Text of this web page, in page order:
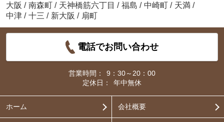
大阪 / 南森町 / 天神橋筋六丁目 / 福島 / 中崎町 / 天満 /
中津 / 十三 / 新大阪 / 扇町
電話でお問い合わせ
営業時間：
9：30～20：00
定休日：
年中無休
ホーム 会社概要